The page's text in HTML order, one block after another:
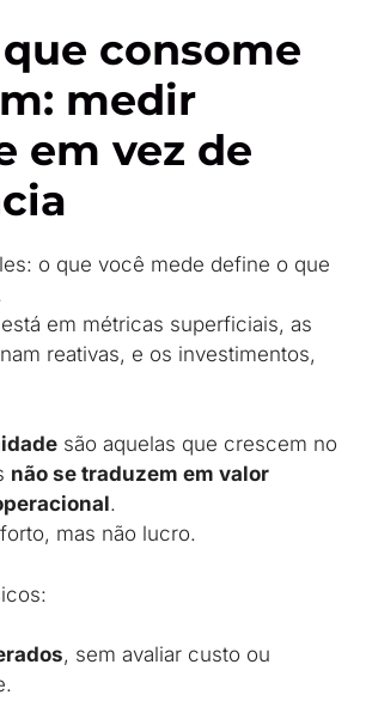
consome
medir
em vez de
o que você mede define o que
em métricas superficiais, as
reativas, e os investimentos,
são aquelas que crescem no
não se traduzem em valor
.
mas não lucro.
, sem avaliar custo ou